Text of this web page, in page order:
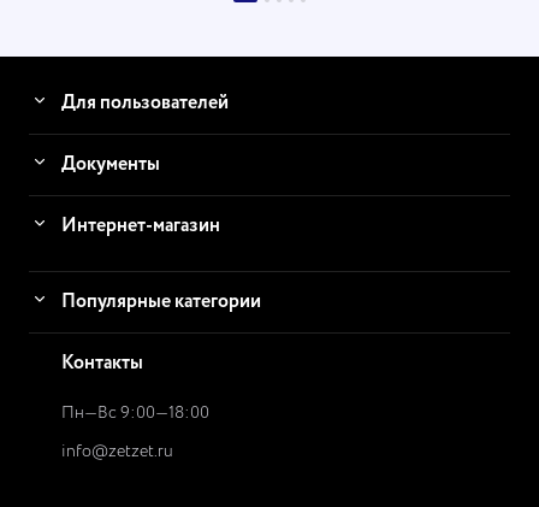
Для пользователей
Документы
Интернет-магазин
Популярные категории
Контакты
Пн—Вс 9:00—18:00
info@zetzet.ru